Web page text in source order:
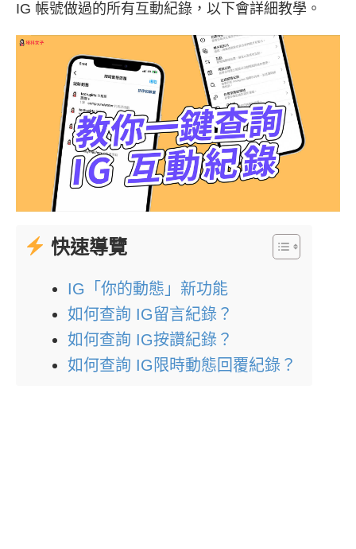
IG 帳號做過的所有互動紀錄，以下會詳細教學。
快速導覽
IG「你的動態」新功能
如何查詢 IG留言紀錄？
如何查詢 IG按讚紀錄？
如何查詢 IG限時動態回覆紀錄？